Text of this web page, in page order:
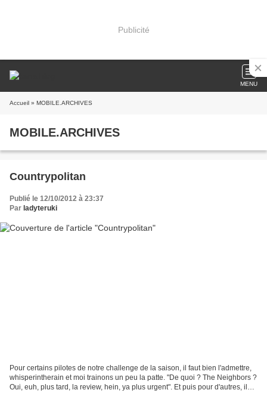
Publicité
MENU
Accueil » MOBILE.ARCHIVES
MOBILE.ARCHIVES
Countrypolitan
Publié le 12/10/2012 à 23:37
Par ladyteruki
Pour certains pilotes de notre challenge de la saison, il faut bien l'admettre,
whisperintherain et moi trainons un peu la patte. "De quoi ? The Neighbors ?
Oui, euh, plus tard, la review, hein, ya plus urgent". Et puis pour d'autres, il